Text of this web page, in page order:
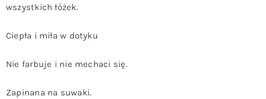
wszystkich łóżek.
Ciepła i miła w dotyku
Nie farbuje i nie mechaci się.
Zapinana na suwaki.